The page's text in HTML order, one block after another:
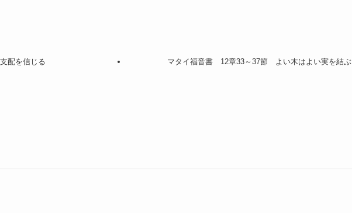
配を信じる マタイ福音書 12章33～37節 よい木はよい実を結ぶ